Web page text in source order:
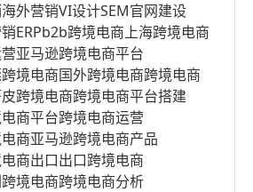
海外营销VI设计SEM官网建设
ERPb2b跨境电商上海跨境电商
亚马逊跨境电商平台
境电商国外跨境电商跨境电商
跨境电商跨境电商平台搭建
商平台跨境电商运营
商亚马逊跨境电商产品
商出口出口跨境电商
境电商跨境电商分析